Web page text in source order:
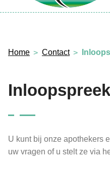
Home Contact
U kunt bij onze apothekers
uw vragen of u stelt ze via